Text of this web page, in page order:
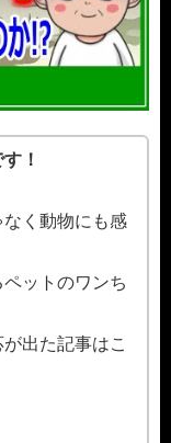
！
く動物にも感
ットのワンち
出た記事はこ